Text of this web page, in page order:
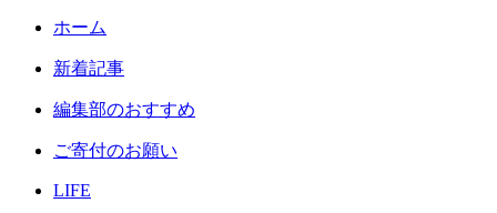
ホーム
新着記事
編集部のおすすめ
ご寄付のお願い
LIFE